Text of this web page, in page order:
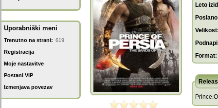
Uporabniški meni
Trenutno na strani: 619
Registracija
Moje nastavitve
Postani VIP
Izmenjava povezav
Leto
Format: